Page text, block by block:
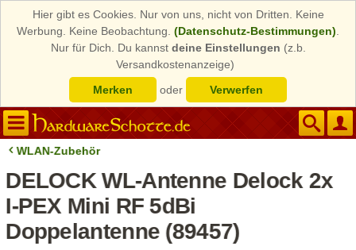
Hier gibt es Cookies. Nur von uns, nicht von Dritten. Keine
Werbung. Keine Beobachtung. (Datenschutz-Bestimmungen)
Nur für Dich. Du kannst deine Einstellungen (z.b.
Versandkostenanzeige)
Merken
oder Verwerfen
WLAN-Zubehör
DELOCK WL-Antenne Delock 2x
I-PEX Mini RF 5dBi
Doppelantenne (89457)